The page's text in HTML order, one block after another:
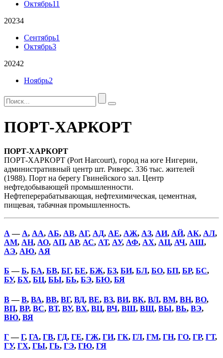
Октябрь11
20234
Сентябрь1
Октябрь3
20242
Ноябрь2
ПОРТ-ХАРКОРТ
ПОРТ-ХАРКОРТ
ПОРТ-ХАРКОРТ (Port Harcourt), город на юге Нигерии,
административный центр шт. Риверс. 336 тыс. жителей
(1988). Порт на берегу Гвинейского зал. Центр
нефтедобывающей промышленности.
Нефтеперерабатывающая, нефтехимическая, цементная,
пищевая, табачная промышленность.
А — А, АА, АБ, АВ, АГ, АД, АЕ, АЖ, АЗ, АИ, АЙ, АК, АЛ,
АМ, АН, АО, АП, АР, АС, АТ, АУ, АФ, АХ, АЦ, АЧ, АШ,
АЭ, АЮ, АЯ
Б —Б, БА, БВ, БГ, БЕ, БЖ, БЗ, БИ, БЛ, БО, БП, БР, БС,
БУ, БХ, БЦ, БЫ, БЬ, БЭ, БЮ, БЯ
В—В, ВА, ВВ, ВГ, ВД, ВЕ, ВЗ, ВИ, ВК, ВЛ, ВМ, ВН, ВО,
ВП, ВР, ВС, ВТ, ВУ, ВХ, ВЦ, ВЧ, ВШ, ВЩ, ВЫ, ВЬ, ВЭ,
ВЮ, ВЯ
Г—Г, ГА, ГВ, ГД, ГЕ, ГЖ, ГИ, ГК, ГЛ, ГМ, ГН, ГО, ГР, ГТ,
ГУ, ГХ, ГЫ, ГЬ, ГЭ, ГЮ, ГЯ